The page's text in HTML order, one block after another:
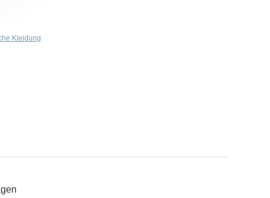
Kleidung